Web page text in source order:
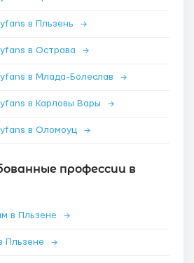
в Пльзень →
в Острава →
в Млада-Болеслав →
в Карловы Вары →
в Оломоуц →
профессии в
в Пльзене →
Пльзене →